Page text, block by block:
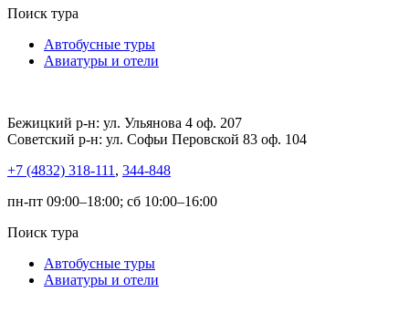
Поиск тура
Автобусные туры
Авиатуры и отели
Бежицкий р-н: ул. Ульянова 4 оф. 207
Советский р-н: ул. Софьи Перовской 83 оф. 104
+7 (4832) 318-111 , 344-848
пн-пт 09:00–18:00; сб 10:00–16:00
Поиск тура
Автобусные туры
Авиатуры и отели